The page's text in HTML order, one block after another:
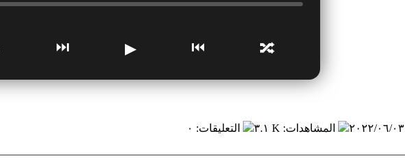
🔀
⏮
▶
⏭
٢٠٢٢/٠٦/٠٣ المشاهدات: ٣.١ K التعليقات: ٠